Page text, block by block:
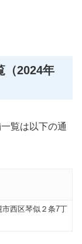
（2024年
覧は以下の通
市西区琴似２条7丁